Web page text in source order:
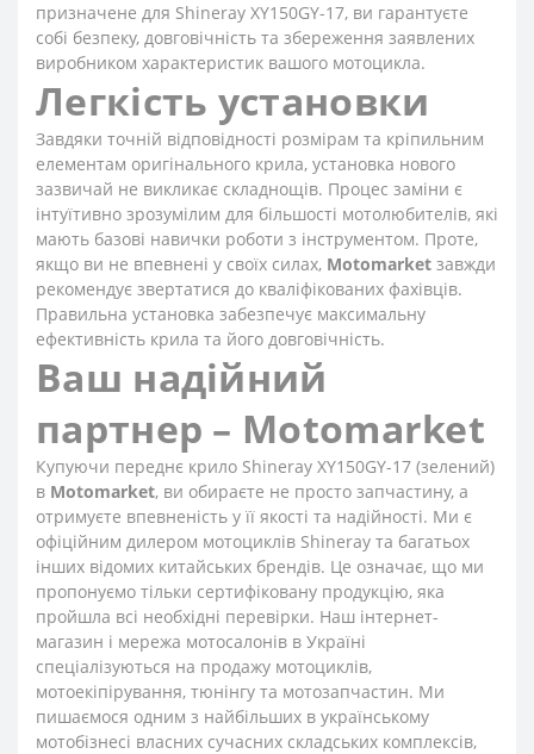
призначене для Shineray XY150GY-17, ви гарантуєте
собі безпеку, довговічність та збереження заявлених
виробником характеристик вашого мотоцикла.
Легкість установки
Завдяки точній відповідності розмірам та кріпильним
елементам оригінального крила, установка нового
зазвичай не викликає складнощів. Процес заміни є
інтуїтивно зрозумілим для більшості мотолюбителів, які
мають базові навички роботи з інструментом. Проте,
якщо ви не впевнені у своїх силах, Motomarket завжди
рекомендує звертатися до кваліфікованих фахівців.
Правильна установка забезпечує максимальну
ефективність крила та його довговічність.
Ваш надійний
партнер – Motomarket
Купуючи переднє крило Shineray XY150GY-17 (зелений)
в Motomarket, ви обираєте не просто запчастину, а
отримуєте впевненість у її якості та надійності. Ми є
офіційним дилером мотоциклів Shineray та багатьох
інших відомих китайських брендів. Це означає, що ми
пропонуємо тільки сертифіковану продукцію, яка
пройшла всі необхідні перевірки. Наш інтернет-
магазин і мережа мотосалонів в Україні
спеціалізуються на продажу мотоциклів,
мотоекіпірування, тюнінгу та мотозапчастин. Ми
пишаємося одним з найбільших в українському
мотобізнесі власних сучасних складських комплексів,